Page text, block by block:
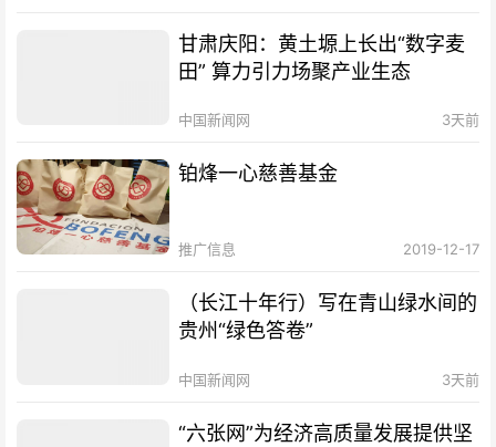
甘肃庆阳：黄土塬上长出“数字麦
田” 算力引力场聚产业生态
中国新闻网 3天前
铂烽一心慈善基金
推广信息 2019-12-17
（长江十年行）写在青山绿水间的
贵州“绿色答卷”
中国新闻网 3天前
“六张网”为经济高质量发展提供坚